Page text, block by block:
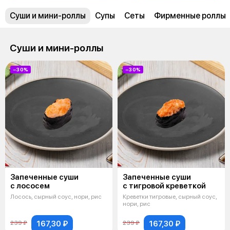
Суши и мини-роллы Супы Сеты Фирменные роллы
Суши и мини-роллы
−30%
Запеченные суши
с лососем
Лосось, сырный соус, нори, рис
239 ₽ 167,30 ₽
−30%
Запеченные суши
с тигровой креветкой
Креветки тигровые, сырный соус,
нори, рис
239 ₽ 167,30 ₽